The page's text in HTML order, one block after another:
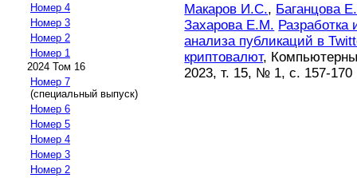
Номер 4
Номер 3
Номер 2
Номер 1
2024 Том 16
Номер 7
(специальный выпуск)
Номер 6
Номер 5
Номер 4
Номер 3
Номер 2
Макаров И.С., Баганцова
Захарова Е.М. Разработка
анализа публикаций в
криптовалют,
2023, т. 15, № 1, с. 157-170